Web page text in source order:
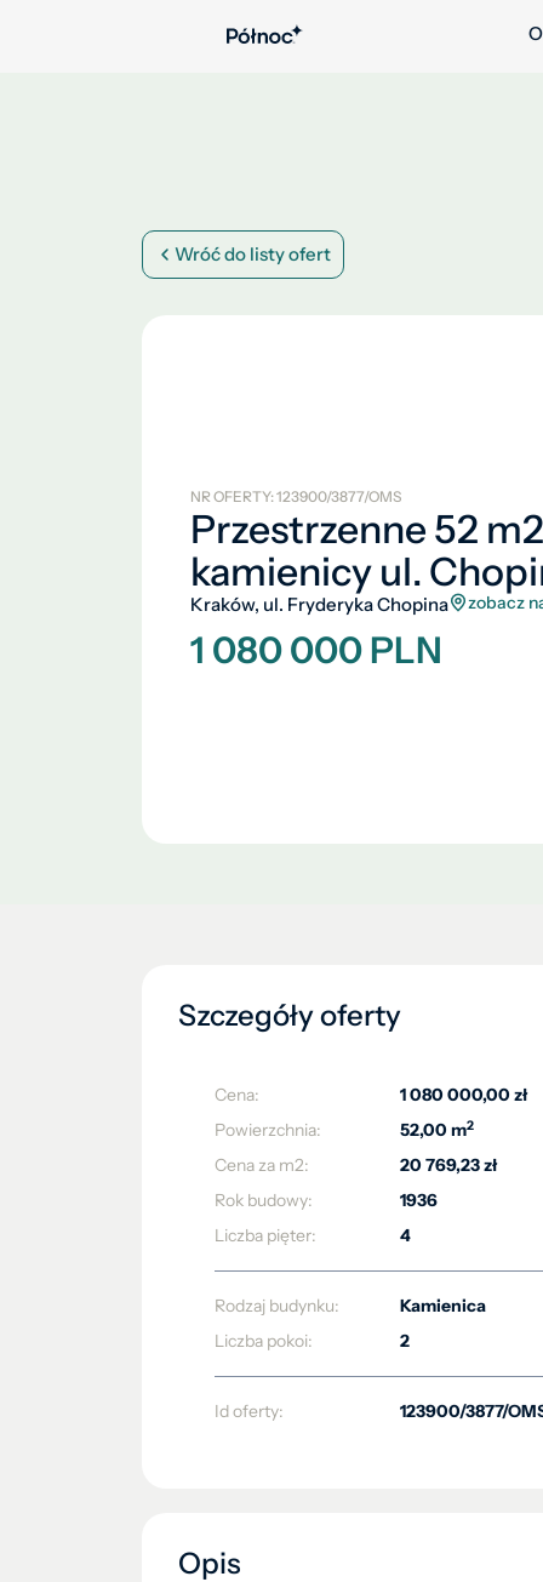
Wróć do listy ofert
NR OFERTY: 123900/3877/OMS
Przestrzenne 52
kamienicy ul.
Kraków, ul. Fryderyka Chopina zobacz
1 080 000 PLN
Szczegóły oferty
Cena:
1 080 000,00 zł
Powierzchnia:
52,00 m2
Cena za m2:
20 769,23 zł
Rok budowy:
1936
Liczba pięter:
4
Rodzaj budynku:
Kamienica
Liczba pokoi:
2
Id oferty: 123900/3877/
Opis